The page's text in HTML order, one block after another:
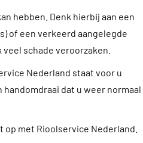
hebben. Denk hierbij aan een
of een verkeerd aangelegde
schade veroorzaken.
Nederland staat voor u
dat u weer normaal
met Rioolservice Nederland.